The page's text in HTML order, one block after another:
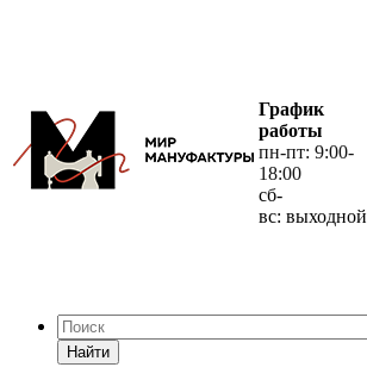
График
работы
пн-пт: 9:00-
18:00
сб-
вс: выходной
Найти